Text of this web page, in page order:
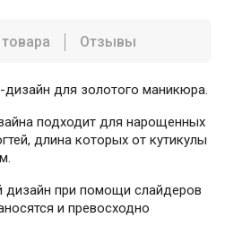
Отзывы
для золотого маникюра.
подходит для нарощенных
длина которых от кутикулы
дизайн при помощи слайдеров
и превосходно